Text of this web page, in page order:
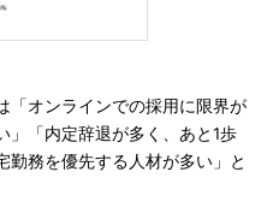
オンラインでの採用に限界が
」「内定辞退が多く、あと1歩
勤務を優先する人材が多い」と